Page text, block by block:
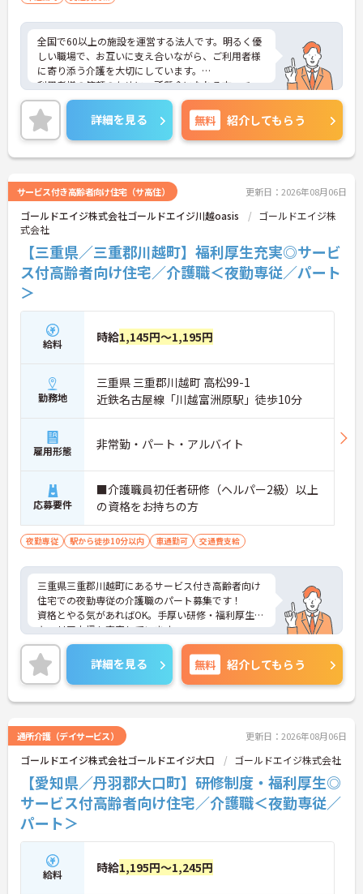
全国で60以上の施設を運営する法人です。明るく優
しい職場で、お互いに支え合いながら、ご利用者様
に寄り添う介護を大切にしています。
利用者様の笑顔のために一所懸命になれる方・チー
ム連携を大切に勤務出来る方を歓迎しています。
ご興味ある方には、面接対策ポイントなど、さらに
詳細をお話しいたしますのでお気軽にご相談くださ
い！
詳細を見る 無料 紹介してもらう
サービス付き高齢者向け住宅（サ高住） 更新日：2026年08月06日
ゴールドエイジ株式会社ゴールドエイジ川越oasis
ゴールドエイジ株
式会社
【三重県／三重郡川越町】福利厚生充実◎サービ
ス付高齢者向け住宅／介護職＜夜勤専従／パート
＞
給料 時給1,145円～1,195円
勤務地
三重県 三重郡川越町 高松99-1
近鉄名古屋線「川越富洲原駅」徒歩10分
雇用形態 非常勤・パート・アルバイト
応募要件
■介護職員初任者研修（ヘルパー2級）以上
の資格をお持ちの方
夜勤専従 駅から徒歩10分以内 車通勤可 交通費支給
三重県三重郡川越町にあるサービス付き高齢者向け
住宅での夜勤専従の介護職のパート募集です！
資格とやる気があればOK。手厚い研修・福利厚生で
キャリア支援も充実しています。
週1～2日の勤務でプライベートとの両立や、Wワー
クも相談可能です。
利用者様の笑顔のために一所懸命になれる方・チー
ム連携を大切に勤務出来る方を歓迎しています。
ご興味がある方は、ご面接のポイントをお伝えしま
詳細を見る 無料 紹介してもらう
通所介護（デイサービス） 更新日：2026年08月06日
ゴールドエイジ株式会社ゴールドエイジ大口 ゴールドエイジ株式会社
【愛知県／丹羽郡大口町】研修制度・福利厚生◎
サービス付高齢者向け住宅／介護職＜夜勤専従／
パート＞
給料 時給1,195円～1,245円